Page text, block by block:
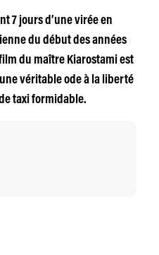
7 jours d’une virée en
du début des années
du maître Kiarostami est
véritable ode à la liberté
taxi formidable.